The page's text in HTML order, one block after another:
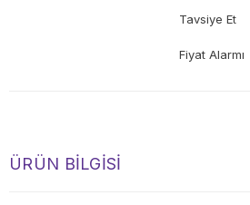
Tavsiye Et
Fiyat Alarmı
ÜRÜN BILGISI